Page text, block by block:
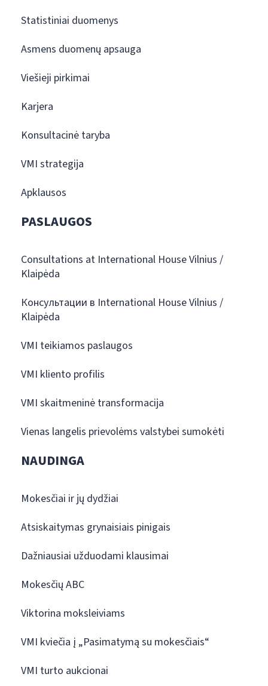
Statistiniai duomenys
Asmens duomenų apsauga
Viešieji pirkimai
Karjera
Konsultacinė taryba
VMI strategija
Apklausos
PASLAUGOS
Consultations at International House Vilnius /
Klaipėda
Консультации в International House Vilnius /
Klaipėda
VMI teikiamos paslaugos
VMI kliento profilis
VMI skaitmeninė transformacija
Vienas langelis prievolėms valstybei sumokėti
NAUDINGA
Mokesčiai ir jų dydžiai
Atsiskaitymas grynaisiais pinigais
Dažniausiai užduodami klausimai
Mokesčių ABC
Viktorina moksleiviams
VMI kviečia į „Pasimatymą su mokesčiais“
VMI turto aukcionai